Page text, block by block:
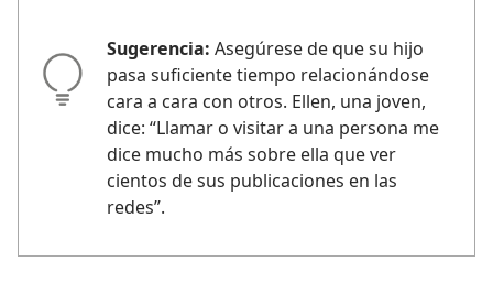
Sugerencia: Asegúrese de que su hijo
pasa suficiente tiempo relacionándose
cara a cara con otros. Ellen, una joven,
dice: “Llamar o visitar a una persona me
dice mucho más sobre ella que ver
cientos de sus publicaciones en las
redes”.